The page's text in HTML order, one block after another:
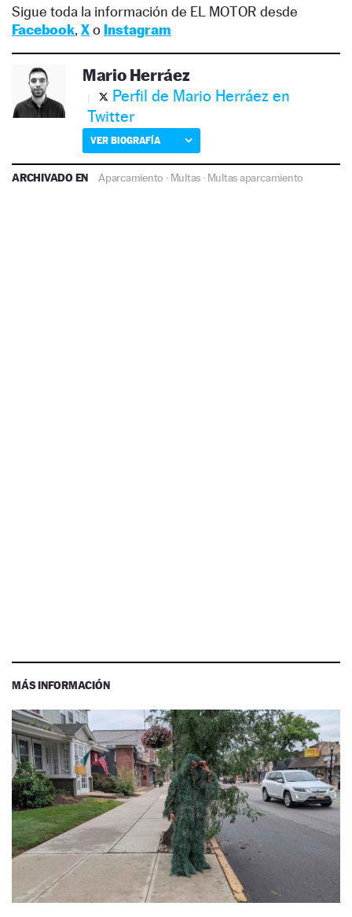
Sigue toda la información de EL MOTOR desde
Facebook, Xo Instagram
Mario Herráez
Perfil de Mario Herráez en
Twitter
VER BIOGRAFÍA
ARCHIVADO EN Aparcamiento · Multas · Multas aparcamiento
MÁS INFORMACIÓN